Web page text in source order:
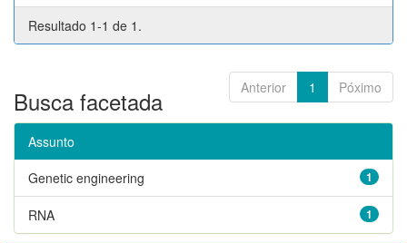
Resultado 1-1 de 1.
Anterior 1 Póximo
Busca facetada
Assunto
1
Genetic engineering
1
RNA